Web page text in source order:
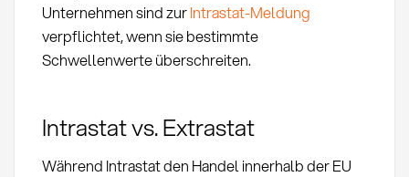
Unternehmen sind zurIntrastat-Meldung
verpflichtet, wenn sie bestimmte
Schwellenwerte überschreiten.
Intrastat vs. Extrastat
Während Intrastat den Handel innerhalb der EU